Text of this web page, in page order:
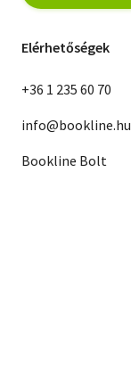
Elérhetőségek
+36 1 235 60 70
info@bookline.hu
Bookline Bolt